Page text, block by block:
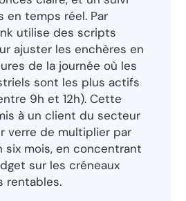
en temps réel. Par
utilise des scripts
ajuster les enchères en
de la journée où les
sont les plus actifs
9h et 12h). Cette
à un client du secteur
verre de multiplier par
six mois, en concentrant
sur les créneaux
rentables.